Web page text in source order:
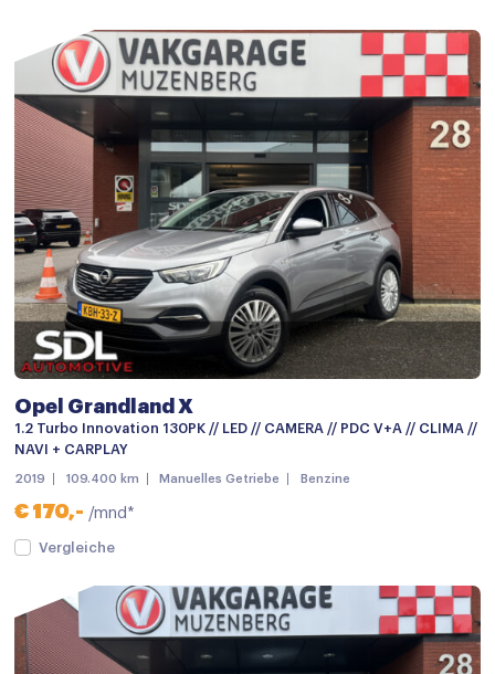
Apple carplay
Bluetooth telefoonvoorbereiding
Multimedia-voorbereiding
Multimedia systeem
Navigatie
Navigatiesysteem full map
Navigatiesysteem full map
Radio
Stuurwiel multifunctioneel
Achterbank in delen neerklapbaar
Airco (automatisch)
Armsteun
Binnenspiegel automatisch dimmend
Boordcomputer
Opel Grandland X
1.2 Turbo Innovation 130PK // LED // CAMERA // PDC V+A // CLIMA //
NAVI + CARPLAY
2019 109.400 km Manuelles Getriebe Benzine
€ 170,- /mnd*
Vergleiche